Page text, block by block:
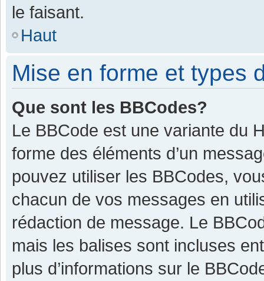
le faisant.
Haut
Mise en forme et types
Que sont les BBCodes?
Le BBCode est une variante du
forme des éléments d’un
pouvez utiliser les BBCodes,
chacun de vos messages en
rédaction de message. Le
mais les balises sont incluses
plus d’informations sur le